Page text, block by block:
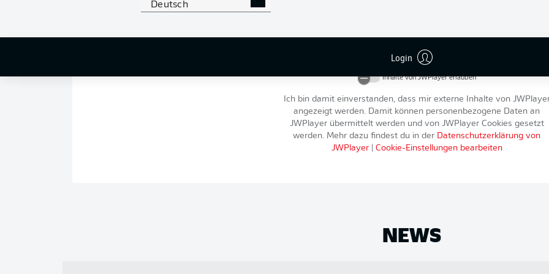
Deutsch
Login
wieder ausblenden.
Inhalte vonJWPlayererlauben
Ich bin damit einverstanden, dass mir externe Inhalte von
angezeigt werden. Damit können personenbezogene Daten an
JWPlayerübermittelt werden und von JWPlayerCookies gesetzt
werden. Mehr dazu findest du in der Datenschutzerklärung von
JWPlayer| Cookie-Einstellungen bearbeiten
NEWS